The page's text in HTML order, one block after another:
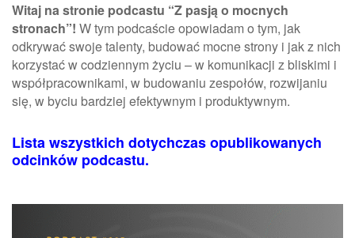
Witaj na stronie podcastu “Z pasją o mocnych
stronach”! W tym podcaście opowiadam o tym, jak
odkrywać swoje talenty, budować mocne strony i jak z nich
korzystać w codziennym życiu –w komunikacji z bliskimi i
współpracownikami, w budowaniu zespołów, rozwijaniu
się, w byciu bardziej efektywnym i produktywnym.
Lista wszystkich dotychczas opublikowanych
odcinków podcastu.